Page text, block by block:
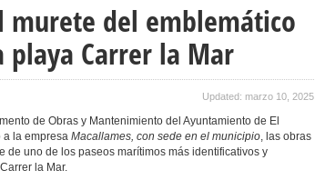
murete del emblemático
Carrer la Mar
Updated: marzo 10, 2025
de Obras y Mantenimiento del Ayuntamiento de El
a la empresa Macallames, con sede en el municipio, las obras
de uno de los paseos marítimos más identificativos y
la Mar.